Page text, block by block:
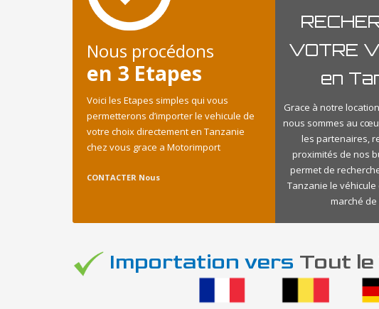
Nous procédons
en 3 Etapes
Voici les Etapes simples qui vous
permetterons d’importer le vehicule de
votre choix directement en Tanzanie
chez vous grace a Motorimport
CONTACTER Nous
VOTRE
en
Grace à notre
nous sommes au
les partenaires,
proximités de nos
permet de
Tanzanie le
marché de
Importation vers Tout